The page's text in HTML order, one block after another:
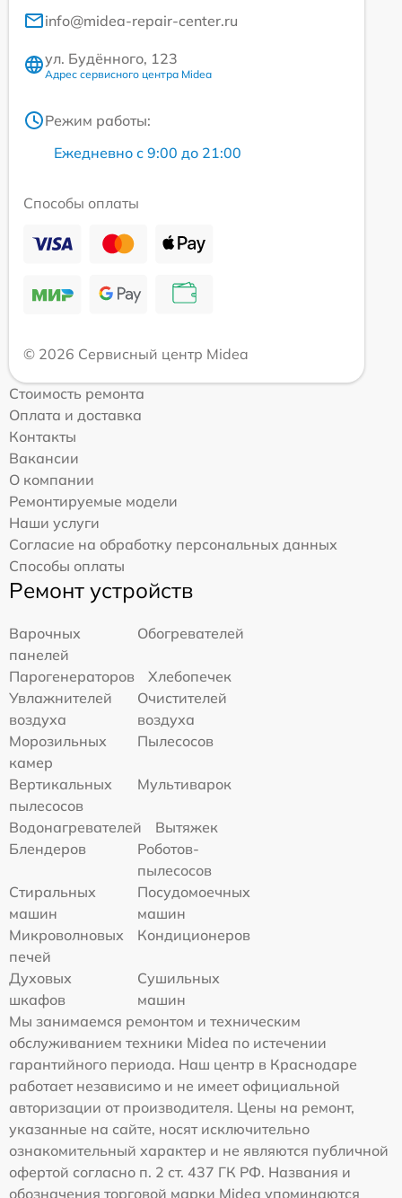
info@midea-repair-center.ru
ул. Будённого, 123
Адрес сервисного центра Midea
Режим работы:
Ежедневно с 9:00 до 21:00
Способы оплаты
© 2026 Сервисный центр Midea
Стоимость ремонта
Оплата и доставка
Контакты
Вакансии
О компании
Ремонтируемые модели
Наши услуги
Согласие на обработку персональных данных
Способы оплаты
Ремонт устройств
Варочных
панелей
Обогревателей
Парогенераторов
Хлебопечек
Увлажнителей
воздуха
Очистителей
воздуха
Морозильных
камер
Пылесосов
Вертикальных
пылесосов
Мультиварок
Водонагревателей
Вытяжек
Блендеров
Роботов-
пылесосов
Стиральных
машин
Посудомоечных
машин
Микроволновых
печей
Кондиционеров
Духовых
шкафов
Сушильных
машин
Мы занимаемся ремонтом и техническим
обслуживанием техники Midea по истечении
гарантийного периода. Наш центр в Краснодаре
работает независимо и не имеет официальной
авторизации от производителя. Цены на ремонт,
указанные на сайте, носят исключительно
ознакомительный характер и не являются публичной
офертой согласно п. 2 ст. 437 ГК РФ. Названия и
обозначения торговой марки Midea упоминаются